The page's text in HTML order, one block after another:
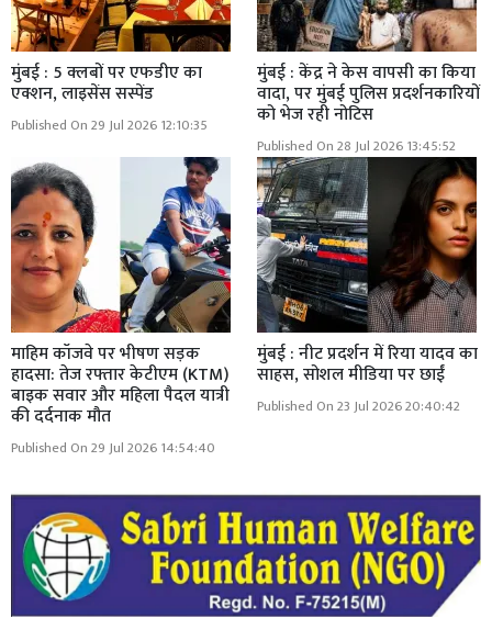
मुंबई : 5 क्लबों पर एफडीए का
एक्शन, लाइसेंस सस्पेंड
Published On 29 Jul 2026 12:10:35
मुंबई : केंद्र ने केस वापसी का किया
वादा, पर मुंबई पुलिस प्रदर्शनकारियों
को भेज रही नोटिस
Published On 28 Jul 2026 13:45:52
माहिम कॉजवे पर भीषण सड़क
हादसा: तेज रफ्तार केटीएम (KTM)
बाइक सवार और महिला पैदल यात्री
की दर्दनाक मौत
Published On 29 Jul 2026 14:54:40
मुंबई : नीट प्रदर्शन में रिया यादव का
साहस, सोशल मीडिया पर छाईं
Published On 23 Jul 2026 20:40:42